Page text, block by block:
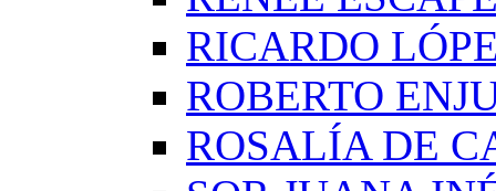
RICARDO
ROBERTO
ROSALÍA DE